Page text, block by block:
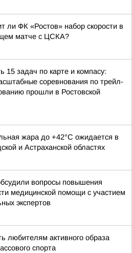
ли ФК «Ростов» набор скорости в
матче с ЦСКА?
15 задач по карте и компасу:
соревнования по трейл-
прошли в Ростовской
жара до +42°C ожидается в
и Астраханской областях
вопросы повышения
медицинской помощи с участием
экспертов
любителям активного образа
спорта